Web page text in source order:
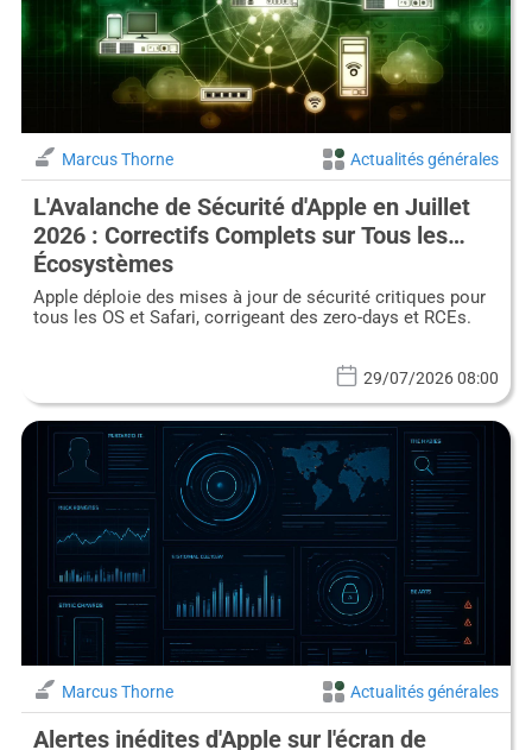
Marcus Thorne Actualités générales
L'Avalanche de Sécurité d'Apple en Juillet
2026 : Correctifs Complets sur Tous les
Écosystèmes
Apple déploie des mises à jour de sécurité critiques pour
tous les OS et Safari, corrigeant des zero-days et RCEs.
29/07/2026 08:00
Marcus Thorne Actualités générales
Alertes inédites d'Apple sur l'écran de